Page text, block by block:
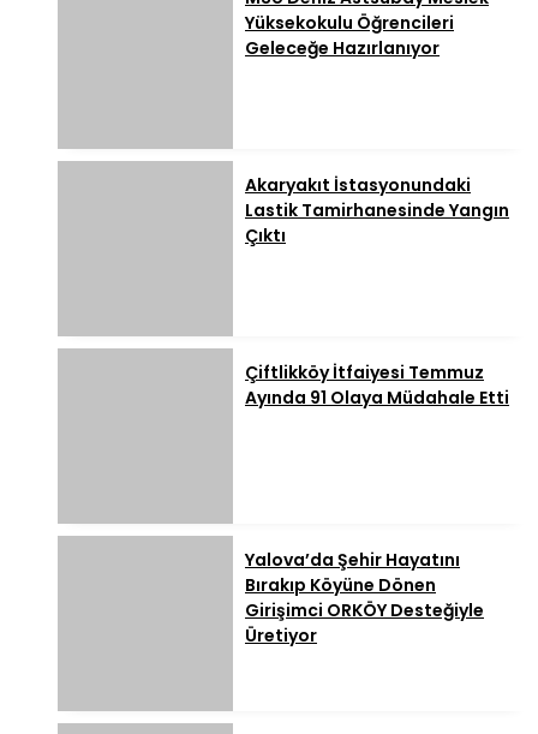
Yüksekokulu Öğrencileri
Geleceğe Hazırlanıyor
Akaryakıt İstasyonundaki
Lastik Tamirhanesinde Yangın
Çıktı
Çiftlikköy İtfaiyesi Temmuz
Ayında 91 Olaya Müdahale Etti
Yalova’da Şehir Hayatını
Bırakıp Köyüne Dönen
Girişimci ORKÖY Desteğiyle
Üretiyor